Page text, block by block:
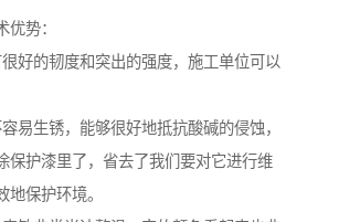
术优势：
好的韧度和突出的强度，施工单位可以
易生锈，能够很好地抵抗酸碱的侵蚀，
保护漆里了，省去了我们要对它进行维
地保护环境。